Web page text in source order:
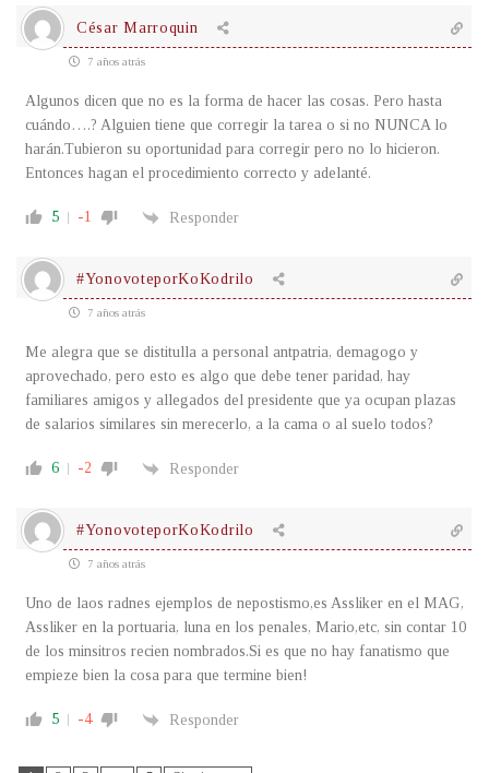
César Marroquin
7 años atrás
Algunos dicen que no es la forma de hacer las cosas. Pero hasta
cuándo….? Alguien tiene que corregir la tarea o si no NUNCA lo
harán.Tubieron su oportunidad para corregir pero no lo hicieron.
Entonces hagan el procedimiento correcto y adelanté.
5 -1 Responder
#YonovoteporKoKodrilo
7 años atrás
Me alegra que se distitulla a personal antpatria, demagogo y
aprovechado, pero esto es algo que debe tener paridad, hay
familiares amigos y allegados del presidente que ya ocupan plazas
de salarios similares sin merecerlo, a la cama o al suelo todos?
6 -2 Responder
#YonovoteporKoKodrilo
7 años atrás
Uno de laos radnes ejemplos de nepostismo,es Assliker en el MAG,
Assliker en la portuaria, luna en los penales, Mario,etc, sin contar 10
de los minsitros recien nombrados.Si es que no hay fanatismo que
empieze bien la cosa para que termine bien!
5 -4 Responder